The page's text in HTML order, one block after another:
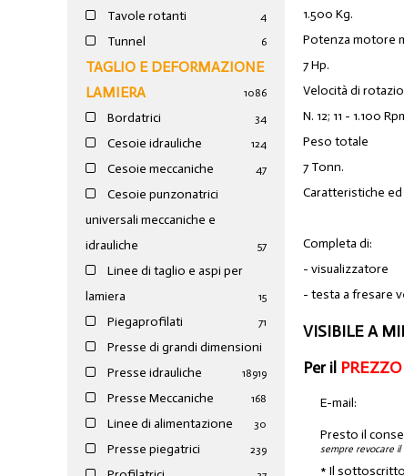
Tavole rotanti 4
Tunnel 6
TAGLIO E DEFORMAZIONE
LAMIERA
1086
Bordatrici 34
Cesoie idrauliche 124
Cesoie meccaniche 47
Cesoie punzonatrici
universali meccaniche e
idrauliche
57
Linee di taglio e aspi per
lamiera
15
Piegaprofilati 71
Presse di grandi dimensioni
19
Presse idrauliche 189
Presse Meccaniche 168
Linee di alimentazione 30
Presse piegatrici 239
1.500 Kg.
Potenza motore
7 Hp.
Velocità di
N. 12; 11 - 1.100
Peso totale
7 Tonn.
Caratteristiche
Completa di:
- visualizzatore
- testa a fresare
VISIBILE A
Per il PREZZO
E-mail:
Presto il
sempre revocare il
* Il sottoscritto